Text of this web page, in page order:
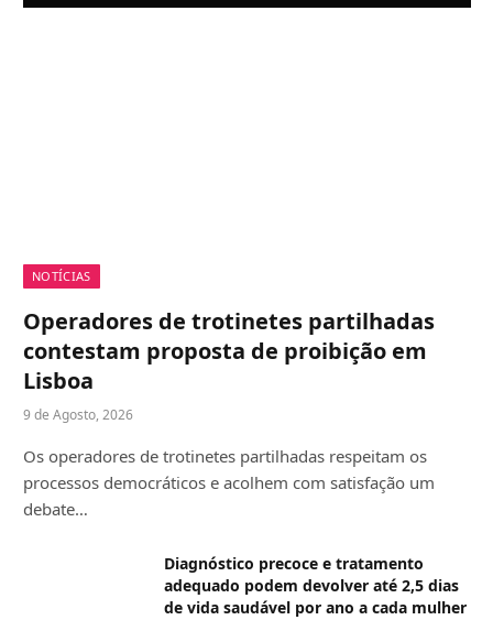
NOTÍCIAS
Operadores de trotinetes partilhadas
contestam proposta de proibição em
Lisboa
9 de Agosto, 2026
Os operadores de trotinetes partilhadas respeitam os
processos democráticos e acolhem com satisfação um
debate…
Diagnóstico precoce e tratamento
adequado podem devolver até 2,5 dias
de vida saudável por ano a cada mulher